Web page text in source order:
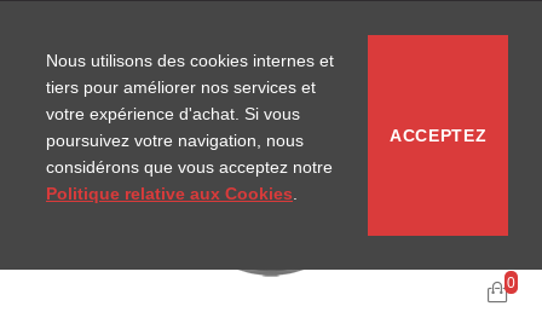
0
Nous utilisons des cookies internes et
tiers pour améliorer nos services et
votre expérience d'achat. Si vous
poursuivez votre navigation, nous
considérons que vous acceptez notre
Politique relative aux Cookies
ACCEPTEZ